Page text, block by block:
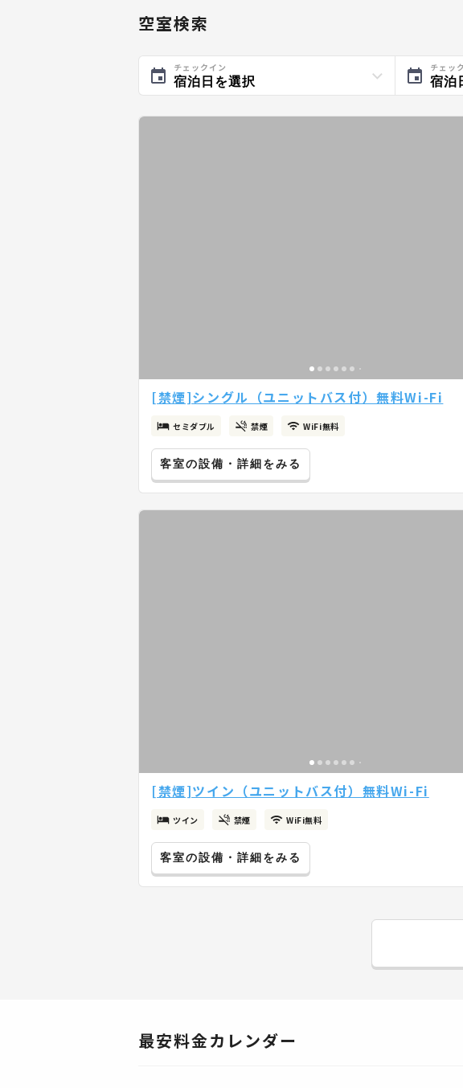
空室検索
チェックイン
宿泊日を選択
チェッ
宿泊
[禁煙]シングル（ユニットバス付）無料Wi-Fi
セミダブル 禁煙 WiFi無料
客室の設備・詳細をみる
[禁煙]ツイン（ユニットバス付）無料Wi-Fi
ツイン 禁煙 WiFi無料
客室の設備・詳細をみる
最安料金カレンダー